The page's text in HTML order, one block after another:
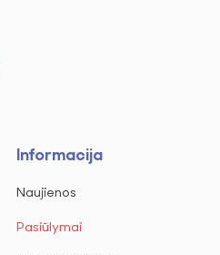
Informacija
Naujienos
Pasiūlymai